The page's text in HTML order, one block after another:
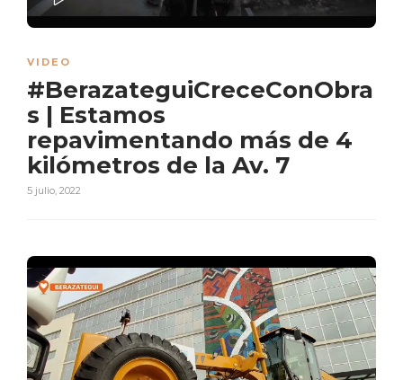
VIDEO
#BerazateguiCreceConObra
s | Estamos
repavimentando más de 4
kilómetros de la Av. 7
5 julio, 2022